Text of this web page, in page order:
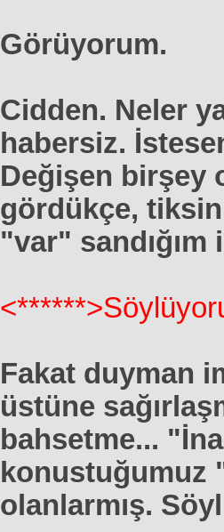
Görüyorum.
Cidden. Neler
habersiz.
Değişen birşey
gördükçe,
"var"
Fakat duyman
üstüne
bahsetme...
konustuğumuz
olanlarmış.